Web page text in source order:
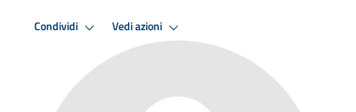
Condividi Vedi azioni